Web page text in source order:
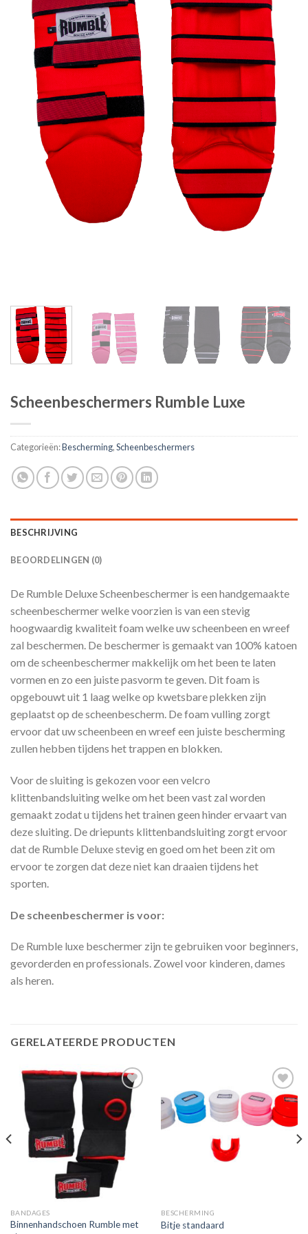
Scheenbeschermers Rumble Luxe
Categorieën:Bescherming,Scheenbeschermers
BESCHRIJVING
BEOORDELINGEN (0)
De Rumble Deluxe Scheenbeschermer is een handgemaakte
scheenbeschermer welke voorzien is van een stevig
hoogwaardig kwaliteit foam welke uw scheenbeen en wreef
zal beschermen. De beschermer is gemaakt van 100% katoen
om de scheenbeschermer makkelijk om het been te laten
vormen en zo een juiste pasvorm te geven. Dit foam is
opgebouwt uit 1 laag welke op kwetsbare plekken zijn
geplaatst op de scheenbescherm. De foam vulling zorgt
ervoor dat uw scheenbeen en wreef een juiste bescherming
zullen hebben tijdens het trappen en blokken.
Voor de sluiting is gekozen voor een velcro
klittenbandsluiting welke om het been vast zal worden
gemaakt zodat u tijdens het trainen geen hinder ervaart van
deze sluiting. De driepunts klittenbandsluiting zorgt ervoor
dat de Rumble Deluxe stevig en goed om het been zit om
ervoor te zorgen dat deze niet kan draaien tijdens het
sporten.
De scheenbeschermer is voor:
De Rumble luxe beschermer zijn te gebruiken voor beginners,
gevorderden en professionals. Zowel voor kinderen, dames
als heren.
GERELATEERDE PRODUCTEN
Toevoegen
aan
verlanglijst
BANDAGES
Binnenhandschoen Rumble met
Toevoegen
aan
verlanglijst
BESCHERMING
Bitje standaard